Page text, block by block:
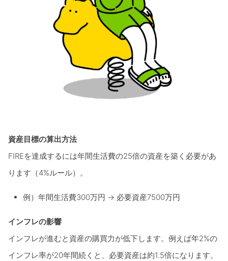
資産目標の算出方法
FIREを達成するには年間生活費の25倍の資産を築く必要があ
ります（4%ルール）。
例）年間生活費300万円 → 必要資産7500万円
インフレの影響
インフレが進むと資産の購買力が低下します。例えば年2%の
インフレ率が20年間続くと、必要資産は約1.5倍になります。